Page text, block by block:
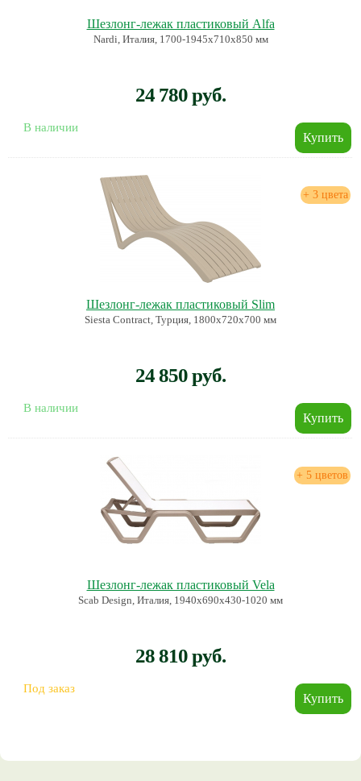
Шезлонг-лежак пластиковый Alfa
Nardi, Италия, 1700-1945х710х850 мм
24 780 руб.
В наличии
+ 3 цвета
Шезлонг-лежак пластиковый Slim
Siesta Contract, Турция, 1800х720х700 мм
24 850 руб.
В наличии
+ 5 цветов
Шезлонг-лежак пластиковый Vela
Scab Design, Италия, 1940х690х430-1020 мм
28 810 руб.
Под заказ